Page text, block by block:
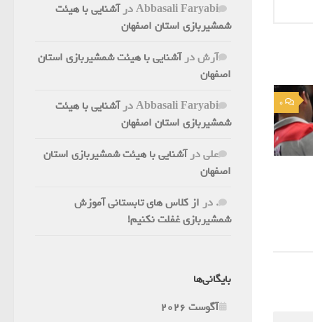
0
Abbasali Faryabiدرآشنایی با هیئت
شمشیربازی استان اصفهان
آرشدرآشنایی با هیئت شمشیربازی استان
اصفهان
Abbasali Faryabiدرآشنایی با هیئت
شمشیربازی استان اصفهان
علیدرآشنایی با هیئت شمشیربازی استان
اصفهان
. در از کلاس های تابستانی آموزش
شمشیربازی غفلت نکنیم!
بایگانی‌ها
آگوست 2026